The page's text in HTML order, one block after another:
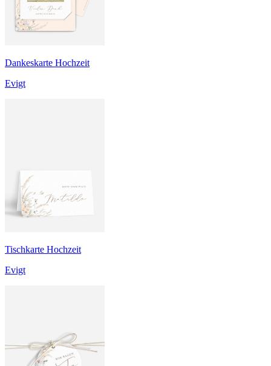
Dankeskarte Hochzeit
Evigt
Tischkarte Hochzeit
Evigt